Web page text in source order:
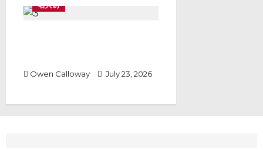
名人访
Owen Calloway July 23, 2026